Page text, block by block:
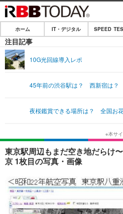
ホーム
IT・デジタル
ショッピング
エンタメTOP
音楽
ショッピング
ライフTOP
ペット
リリース一覧
プッシュ通知の停止方法
ホーム IT・デジタル SPEED
注目記事
10G光回線導入レポ
45年前の渋谷駅は？ 西新宿は？
夜桜鑑賞できる場所は？ 全国お
東京駅周辺もまだ空き地だらけ
京 1枚目の写真・画像